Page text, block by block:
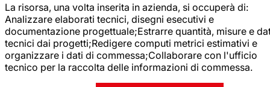
La risorsa, una volta inserita in azienda, si occuperà di:
Analizzare elaborati tecnici, disegni esecutivi e
documentazione progettuale;Estrarre quantità, misure e
tecnici dai progetti;Redigere computi metrici estimativi e
organizzare i dati di commessa;Collaborare con l'ufficio
tecnico per la raccolta delle informazioni di commessa.